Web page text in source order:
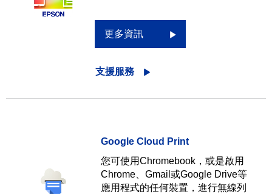
更多資訊
支援服務
Google Cloud Print
您可使用Chromebook，或是啟用
Chrome、Gmail或Google Drive等
應用程式的任何裝置，進行無線列